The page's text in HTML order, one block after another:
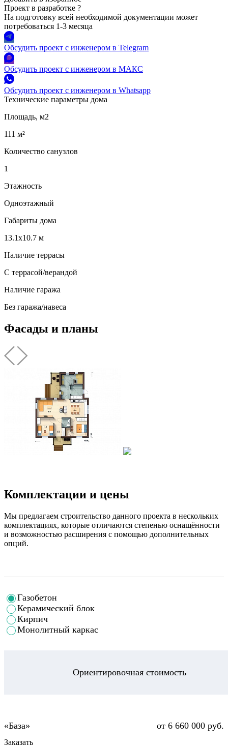
Проект в разработке ?
На подготовку всей необходимой документации может
потребоваться 1-3 месяца
Обсудить проект с инженером в Telegram
Обсудить проект с инженером в МАКС
Обсудить проект с инженером в Whatsapp
Технические параметры дома
Площадь, м2
111 м²
Количество санузлов
1
Этажность
Одноэтажный
Габариты дома
13.1х10.7 м
Наличие террасы
С террасой/верандой
Наличие гаража
Без гаража/навеса
Фасады и планы
Комплектации и цены
Мы предлагаем строительство данного проекта в нескольких
комплектациях, которые отличаются степенью оснащённости
и возможностью расширения с помощью дополнительных
опций.
Газобетон
Керамический блок
Кирпич
Монолитный каркас
Ориентировочная стоимость
от 6 660 000 руб.
Заказать